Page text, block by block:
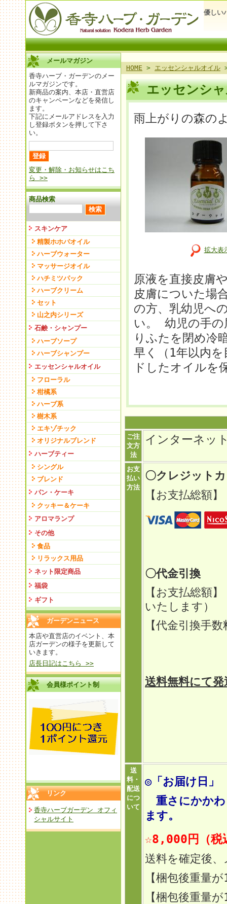
優しい
メールマガジン
香寺ハーブ・ガーデンのメー
ルマガジンです。
新商品の案内、本店・直営店
のキャンペーンなどを発信し
ます。
下記にメールアドレスを入力
し登録ボタンを押して下さ
い。
変更・解除・お知らせはこち
ら >>
商品検索
スキンケア
精製ホホバオイル
ハーブウォーター
マッサージオイル
ハチミツパック
ハーブクリーム
セット
山之内シリーズ
石鹸・シャンプー
ハーブソープ
ハーブシャンプー
エッセンシャルオイル
フローラル
柑橘系
ハーブ系
樹木系
エキゾチック
オリジナルブレンド
ハーブティー
シングル
ブレンド
パン・ケーキ
クッキー＆ケーキ
アロマランプ
その他
食品
リラックス用品
ネット限定商品
福袋
ギフト
ガーデンニュース
本店や直営店のイベント、本
店ガーデンの様子を更新して
いきます。
店長日記はこちら >>
会員様ポイント制
リンク
香寺ハーブガーデン オフィ
シャルサイト
HOME > エッセンシャルオイル
エッセンシ
雨上がりの森の
拡大表
原液を直接皮膚
皮膚についた場
の方、乳幼児へ
い。 幼児の手の
りふたを閉め冷
早く（1年以内
ドしたオイルを
ご注
文方
法
インターネッ
お支
払い
方法
〇クレジット
【お支払総額
〇代金引換
【お支払総額
いたします）
【代金引換
送料無料にて
送
料・
配送
につ
いて
◎「お届け日」
重さにかかわ
ます。
☆8,000円（税
送料を確定後
【梱包後重量
【梱包後重量